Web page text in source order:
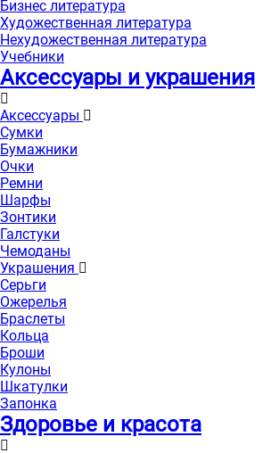
Бизнес литература
Художественная литература
Нехудожественная литература
Учебники
Аксессуары и украшения
Аксессуары
Сумки
Бумажники
Очки
Ремни
Шарфы
Зонтики
Галстуки
Чемоданы
Украшения
Серьги
Ожерелья
Браслеты
Кольца
Броши
Кулоны
Шкатулки
Запонка
Здоровье и красота